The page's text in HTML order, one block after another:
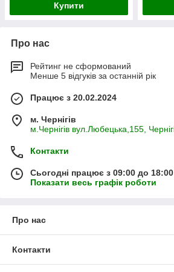
Купити
Про нас
Рейтинг не сформований
Менше 5 відгуків за останній рік
Працює з 20.02.2024
м. Чернігів
м.Чернігів вул.Любецька,155,
Контакти
Сьогодні працює з 09:00 до 18:00
Показати весь графік роботи
Про нас
Контакти